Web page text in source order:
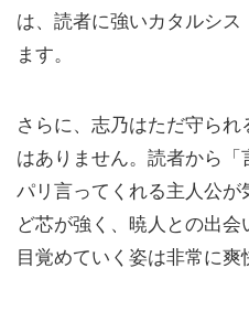
は、読者に強いカタルシ
ます。
さらに、志乃はただ守ら
はありません。読者から
パリ言ってくれる主人公
ど芯が強く、暁人との出
目覚めていく姿は非常に爽